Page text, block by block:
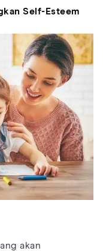
Self-Esteem
akan